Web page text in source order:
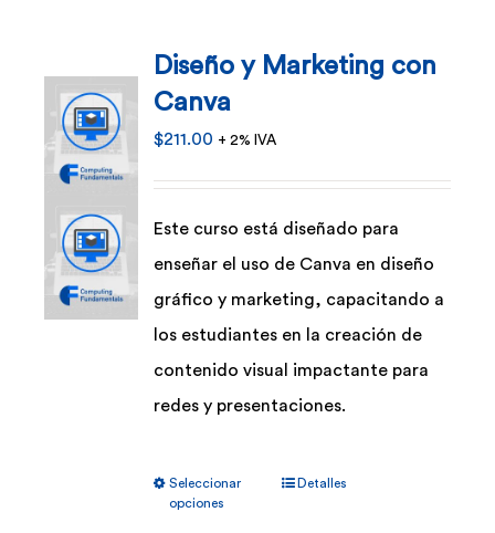
Diseño y Marketing con
Canva
$211.00 + 2% IVA
Este curso está diseñado para
enseñar el uso de Canva en diseño
gráfico y marketing, capacitando a
los estudiantes en la creación de
contenido visual impactante para
redes y presentaciones.
Seleccionar
opciones
Detalles